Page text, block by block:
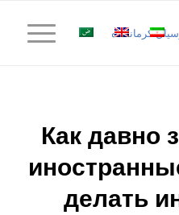
Как давно
делать